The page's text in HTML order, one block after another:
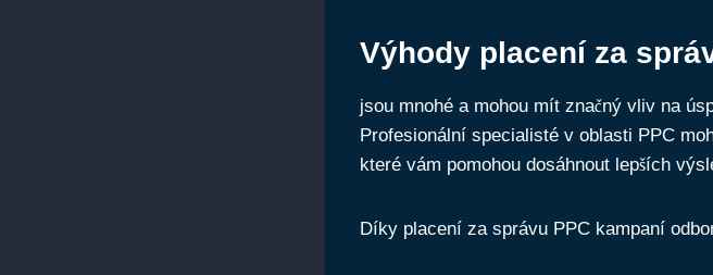
Výhody placení za
jsou mnohé a mohou mít značný vliv na
Profesionální specialisté v oblasti PPC
které vám pomohou dosáhnout lepších
Díky placení za správu PPC kampaní